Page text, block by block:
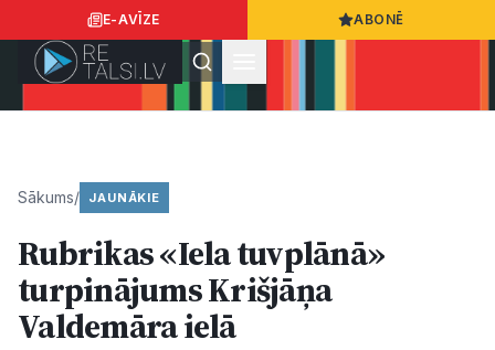
E-AVĪZE ABONĒ
Ziņas
Sabiedrība
Sākums/ JAUNĀKIE
Rubrikas «Iela tuvplānā»
turpinājums Krišjāņa
Valdemāra ielā